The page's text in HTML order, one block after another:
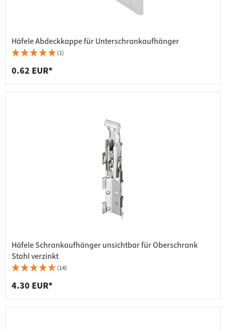
Häfele Abdeckkappe für Unterschrankaufhänger
(1)
0.62 EUR*
Häfele Schrankaufhänger unsichtbar für Oberschrank
Stahl verzinkt
(14)
4.30 EUR*